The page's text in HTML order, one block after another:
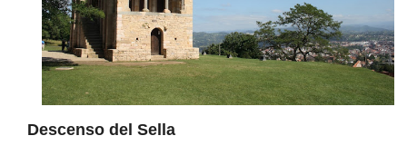
Descenso del Sella